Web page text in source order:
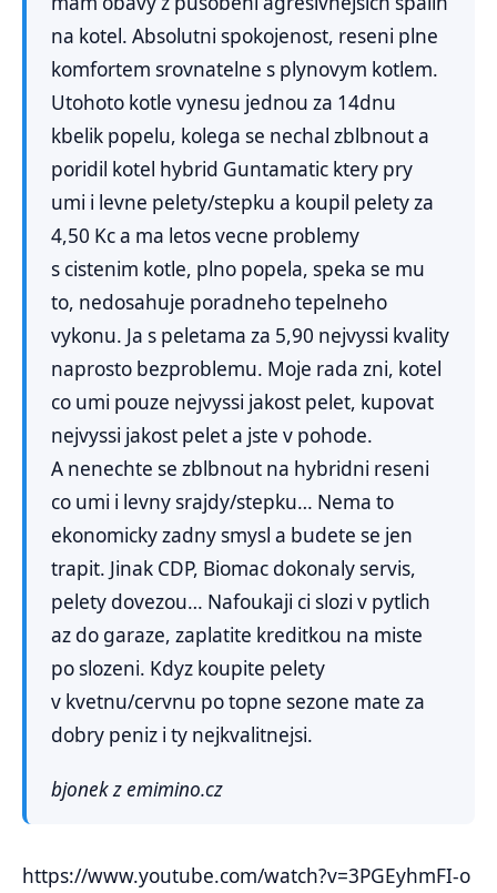
na kotel. Absolutni spokojenost, reseni plne
komfortem srovnatelne s plynovym kotlem.
Utohoto kotle vynesu jednou za 14dnu
kbelik popelu, kolega se nechal zblbnout a
poridil kotel hybrid Guntamatic ktery pry
umi i levne pelety/stepku a koupil pelety za
4,50 Kc a ma letos vecne problemy
s cistenim kotle, plno popela, speka se mu
to, nedosahuje poradneho tepelneho
vykonu. Ja s peletama za 5,90 nejvyssi kvality
naprosto bezproblemu. Moje rada zni, kotel
co umi pouze nejvyssi jakost pelet, kupovat
nejvyssi jakost pelet a jste v pohode.
A nenechte se zblbnout na hybridni reseni
co umi i levny srajdy/stepku… Nema to
ekonomicky zadny smysl a budete se jen
trapit. Jinak CDP, Biomac dokonaly servis,
pelety dovezou… Nafoukaji ci slozi v pytlich
az do garaze, zaplatite kreditkou na miste
po slozeni. Kdyz koupite pelety
v kvetnu/cervnu po topne sezone mate za
dobry peniz i ty nejkvalitnejsi.
bjonek z emimino.cz
https://www.youtube.com/watch?v=3PGEyhmFI-o